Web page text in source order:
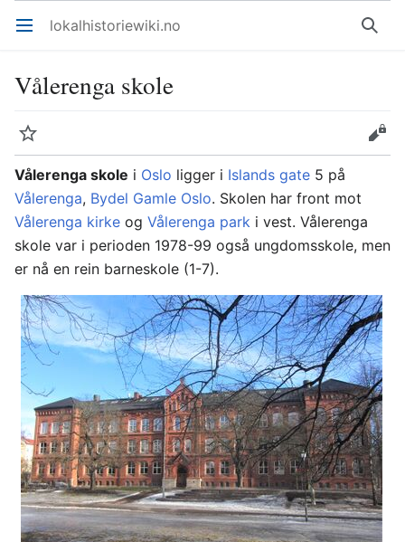
Åpne hovedmenyen lokalhistoriewiki.no Søk
Vålerenga skole
Overvåk
Rediger
Vålerenga skole i Oslo ligger i Islands gate 5 på
Vålerenga, Bydel Gamle Oslo. Skolen har front mot
Vålerenga kirke og Vålerenga park i vest. Vålerenga
skole var i perioden 1978-99 også ungdomsskole, men
er nå en rein barneskole (1-7).